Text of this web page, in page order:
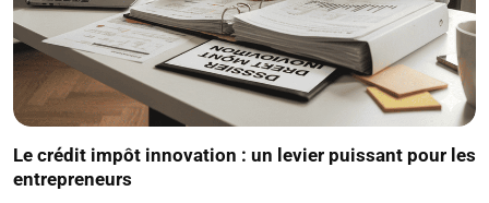
Le crédit impôt innovation : un levier puissant pour les
entrepreneurs